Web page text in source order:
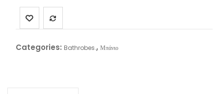
Categories: Bathrobes., Μπάνιο